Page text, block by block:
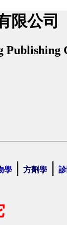
公司
Publishing
學 | 方劑學 |